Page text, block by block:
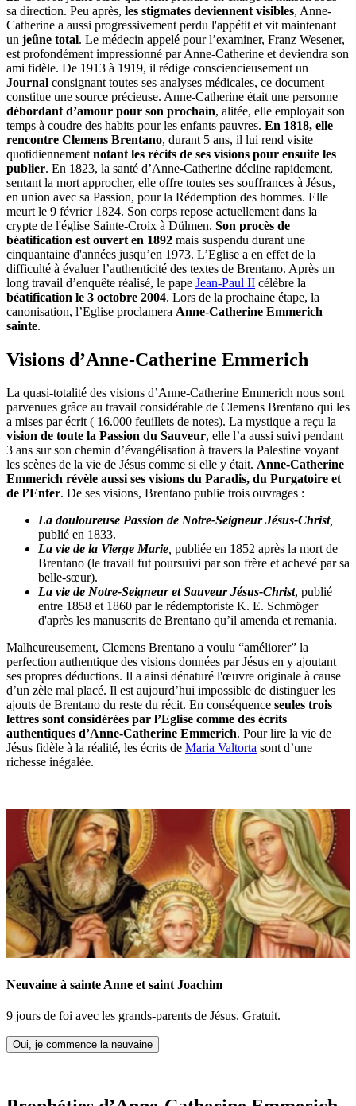
sa direction. Peu après, les stigmates deviennent visibles, Anne-
Catherine a aussi progressivement perdu l'appétit et vit maintenant
un jeûne total. Le médecin appelé pour l’examiner, Franz Wesener,
est profondément impressionné par Anne-Catherine et deviendra son
ami fidèle. De 1913 à 1919, il rédige consciencieusement un
Journal consignant toutes ses analyses médicales, ce document
constitue une source précieuse. Anne-Catherine était une personne
débordant d’amour pour son prochain, alitée, elle employait son
temps à coudre des habits pour les enfants pauvres. En 1818, elle
rencontre Clemens Brentano, durant 5 ans, il lui rend visite
quotidiennement notant les récits de ses visions pour ensuite les
publier. En 1823, la santé d’Anne-Catherine décline rapidement,
sentant la mort approcher, elle offre toutes ses souffrances à Jésus,
en union avec sa Passion, pour la Rédemption des hommes. Elle
meurt le 9 février 1824. Son corps repose actuellement dans la
crypte de l'église Sainte-Croix à Dülmen. Son procès de
béatification est ouvert en 1892 mais suspendu durant une
cinquantaine d'années jusqu’en 1973. L’Eglise a en effet de la
difficulté à évaluer l’authenticité des textes de Brentano. Après un
long travail d’enquête réalisé, le pape Jean-Paul II célèbre la
béatification le 3 octobre 2004. Lors de la prochaine étape, la
canonisation, l’Eglise proclamera Anne-Catherine Emmerich
sainte.
Visions d’Anne-Catherine Emmerich
La quasi-totalité des visions d’Anne-Catherine Emmerich nous sont
parvenues grâce au travail considérable de Clemens Brentano qui les
a mises par écrit ( 16.000 feuillets de notes). La mystique a reçu la
vision de toute la Passion du Sauveur, elle l’a aussi suivi pendant
3 ans sur son chemin d’évangélisation à travers la Palestine voyant
les scènes de la vie de Jésus comme si elle y était. Anne-Catherine
Emmerich révèle aussi ses visions du Paradis, du Purgatoire et
de l’Enfer. De ses visions, Brentano publie trois ouvrages :
La douloureuse Passion de Notre-Seigneur Jésus-Christ,
publié en 1833.
La vie de la Vierge Marie, publiée en 1852 après la mort de
Brentano (le travail fut poursuivi par son frère et achevé par sa
belle-sœur).
La vie de Notre-Seigneur et Sauveur Jésus-Christ, publié
entre 1858 et 1860 par le rédemptoriste K. E. Schmöger
d'après les manuscrits de Brentano qu’il amenda et remania.
Malheureusement, Clemens Brentano a voulu “améliorer” la
perfection authentique des visions données par Jésus en y ajoutant
ses propres déductions. Il a ainsi dénaturé l'œuvre originale à cause
d’un zèle mal placé. Il est aujourd’hui impossible de distinguer les
ajouts de Brentano du reste du récit. En conséquence seules trois
lettres sont considérées par l’Eglise comme des écrits
authentiques d’Anne-Catherine Emmerich. Pour lire la vie de
Jésus fidèle à la réalité, les écrits de Maria Valtorta sont d’une
richesse inégalée.
Neuvaine à sainte Anne et saint Joachim
9 jours de foi avec les grands-parents de Jésus. Gratuit.
Oui, je commence la neuvaine